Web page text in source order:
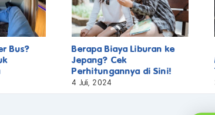
Bus?
Berapa Biaya Liburan ke
Jepang? Cek
Perhitungannya di Sini!
4 Juli, 2024